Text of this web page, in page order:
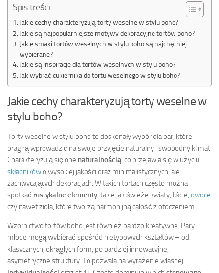
Spis treści
Jakie cechy charakteryzują torty weselne w stylu boho?
Jakie są najpopularniejsze motywy dekoracyjne tortów boho?
Jakie smaki tortów weselnych w stylu boho są najchętniej
wybierane?
Jakie są inspiracje dla tortów weselnych w stylu boho?
Jak wybrać cukiernika do tortu weselnego w stylu boho?
Jakie cechy charakteryzują torty weselne w
stylu boho?
Torty weselne w stylu boho to doskonały wybór dla par, które
pragną wprowadzić na swoje przyjęcie naturalny i swobodny klimat.
Charakteryzują się one naturalnością, co przejawia się w użyciu
składnikówo wysokiej jakości oraz minimalistycznych, ale
zachwycających dekoracjach. W takich tortach często można
spotkać rustykalne elementy, takie jak świeże kwiaty, liście, owoce
czy nawet zioła, które tworzą harmonijną całość z otoczeniem.
Wzornictwo tortów boho jest również bardzo kreatywne. Pary
młode mogą wybierać spośród nietypowych kształtów – od
klasycznych, okrągłych form, po bardziej innowacyjne,
asymetryczne struktury. To pozwala na wyrażenie własnej